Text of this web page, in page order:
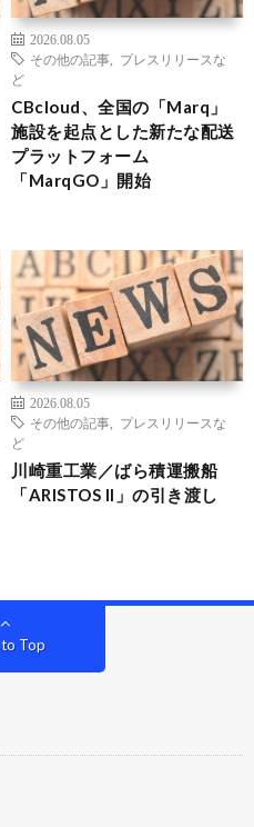
2026.08.05
その他の記事
プレスリリースな
ど
CBcloud、全国の「Marq」
施設を起点とした新たな配送
プラットフォーム
「MarqGO」開始
2026.08.05
その他の記事
プレスリリースな
ど
川崎重工業／ばら積運搬船
「ARISTOS II」の引き渡し
to Top